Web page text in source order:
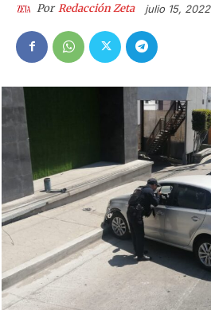
Por Redacción Zeta julio 15, 2022